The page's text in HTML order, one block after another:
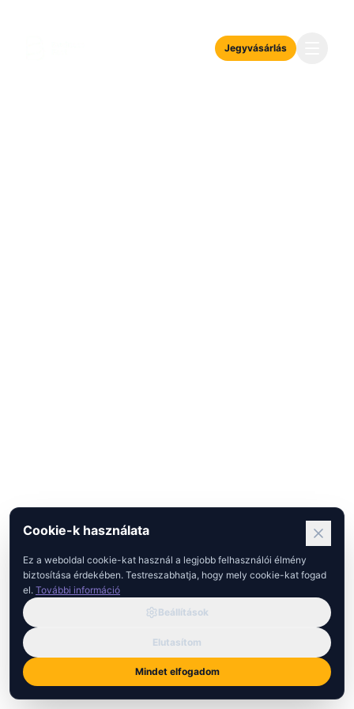
Jegyvásárlás
Cookie-k használata
Ez a weboldal cookie-kat használ a legjobb felhasználói élmény
biztosítása érdekében. Testreszabhatja, hogy mely cookie-kat fogad
el. További információ
Beállítások
Elutasítom
Mindet elfogadom